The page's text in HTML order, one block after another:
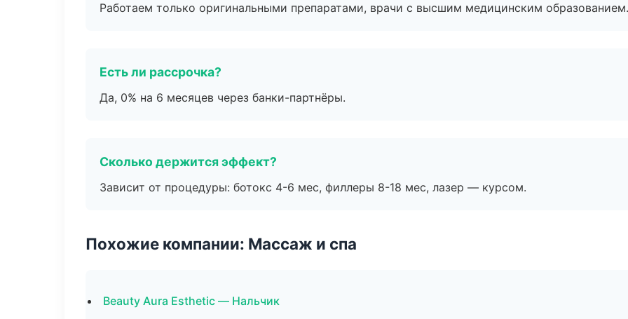
Работаем только оригинальными препаратами, врачи с высшим медицинским образованием.
Есть ли рассрочка?
Да, 0% на 6 месяцев через банки-партнёры.
Сколько держится эффект?
Зависит от процедуры: ботокс 4-6 мес, филлеры 8-18 мес, лазер — курсом.
Похожие компании: Массаж и спа
Beauty Aura Esthetic — Нальчик